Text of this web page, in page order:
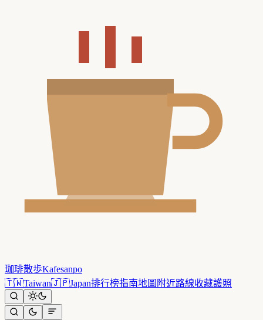
珈琲散歩Kafesanpo
🇹🇼Taiwan🇯🇵Japan排行榜指南地圖 附近路線收藏護照